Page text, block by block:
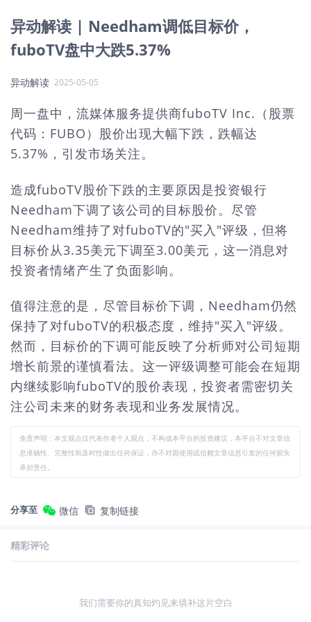
异动解读 | Needham调低目标价，
fuboTV盘中大跌5.37%
异动解读 2025-05-05
周一盘中，流媒体服务提供商fuboTV Inc.（股票
代码：FUBO）股价出现大幅下跌，跌幅达
5.37%，引发市场关注。
造成fuboTV股价下跌的主要原因是投资银行
Needham下调了该公司的目标股价。尽管
Needham维持了对fuboTV的"买入"评级，但将
目标价从3.35美元下调至3.00美元，这一消息对
投资者情绪产生了负面影响。
值得注意的是，尽管目标价下调，Needham仍然
保持了对fuboTV的积极态度，维持"买入"评级。
然而，目标价的下调可能反映了分析师对公司短期
增长前景的谨慎看法。这一评级调整可能会在短期
内继续影响fuboTV的股价表现，投资者需密切关
注公司未来的财务表现和业务发展情况。
免责声明：本文观点仅代表作者个人观点，不构成本平台的投资建议，本平台不对文章信
息准确性、完整性和及时性做出任何保证，亦不对因使用或信赖文章信息引发的任何损失
承担责任。
分享至 微信 复制链接
精彩评论
我们需要你的真知灼见来填补这片空白